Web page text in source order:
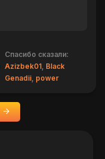
Спасибо сказали:
Azizbek01, Black
Genadii, power
»